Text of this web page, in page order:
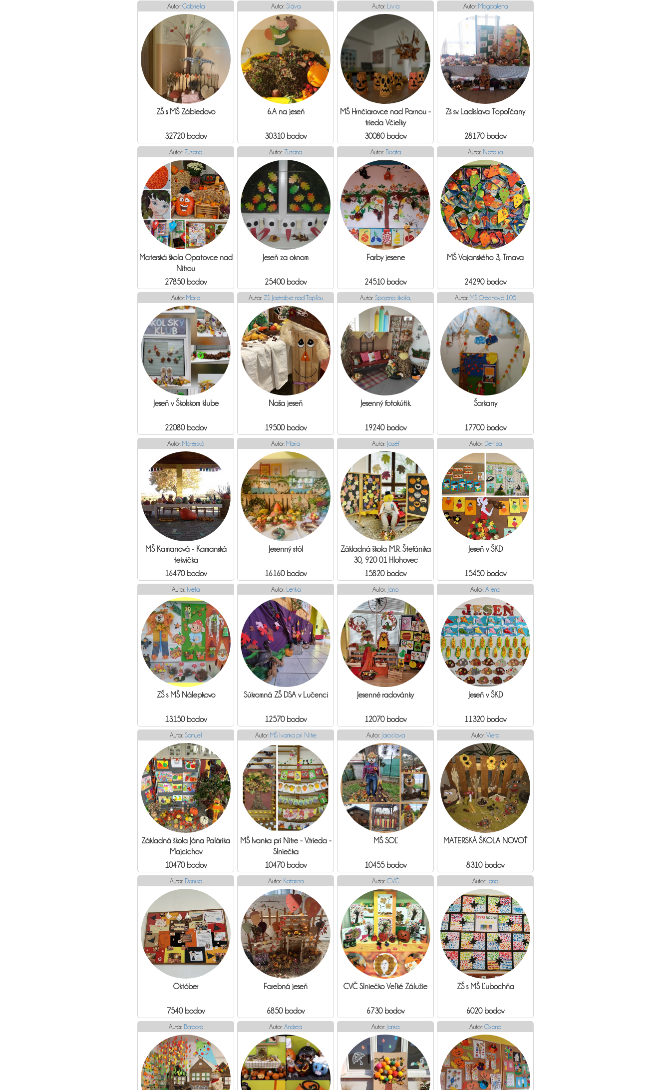
Autor: Gabriela
ZŠ s MŠ Zábiedovo
32720 bodov
Autor: Sláva
6.A na jeseň
30310 bodov
Autor: Lívia
MŠ Hrnčiarovce nad Parnou -
trieda Včielky
30080 bodov
Autor: Magdaléna
Zš sv. Ladislava Topoľčany
28170 bodov
Autor: Zuzana
Materská škola Opatovce nad
Nitrou
27850 bodov
Autor: Zuzana
Jeseň za oknom
25400 bodov
Autor: Beáta
Farby jesene
24510 bodov
Autor: Natália
MŠ Vajanského 3, Trnava
24290 bodov
Autor: Mária
Jeseň v Školskom klube
22080 bodov
Autor: ZŠ Jastrabie nad Topľou
Naša jeseň
19500 bodov
Autor: Spojená škola,
Jesenný fotokútik.
19240 bodov
Autor: MŠ Orechová 105
Šarkany
17700 bodov
Autor: Materská
MŠ Kamanová - Kamanská
tekvička
16470 bodov
Autor: Maria
Jesenný stôl
16160 bodov
Autor: Jozef
Základná škola M.R. Štefánika
30, 920 01 Hlohovec
15820 bodov
Autor: Denisa
Jeseň v ŠKD
15450 bodov
Autor: Iveta
ZŠ s MŠ Nálepkovo
13150 bodov
Autor: Lenka
Súkromná ZŠ DSA v Lučenci
12570 bodov
Autor: Jana
Jesenné radovánky
12070 bodov
Autor: Alena
Jeseň v ŠKD
11320 bodov
Autor: Samuel
Základná škola Jána Palárika
Majcichov
10470 bodov
Autor: MŠ Ivanka pri Nitre
MŠ Ivanka pri Nitre - V.trieda -
Slniečka
10470 bodov
Autor: Jaroslava
MŠ SOĽ
10455 bodov
Autor: Viera
MATERSKÁ ŠKOLA NOVOŤ
8310 bodov
Autor: Denisa
Október
7540 bodov
Autor: Katarína
Farebná jeseň
6850 bodov
Autor: CVČ
CVČ Slniečko Veľké Zálužie
6730 bodov
Autor: Jana
ZŠ s MŠ Ľubochňa
6020 bodov
Autor: Barbora Autor: Andrea Autor: Janka Autor: Oxana